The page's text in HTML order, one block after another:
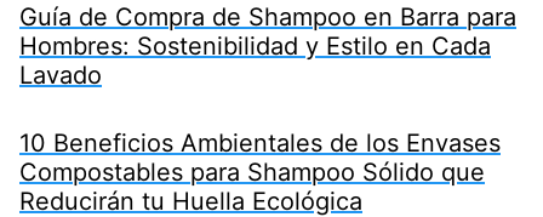
Guía de Compra de Shampoo en Barra para
Hombres: Sostenibilidad y Estilo en Cada
Lavado
10 Beneficios Ambientales de los Envases
Compostables para Shampoo Sólido que
Reducirán tu Huella Ecológica